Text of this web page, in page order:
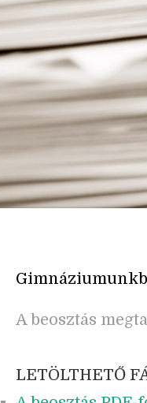
A beosztás
LETÖLTHETŐ